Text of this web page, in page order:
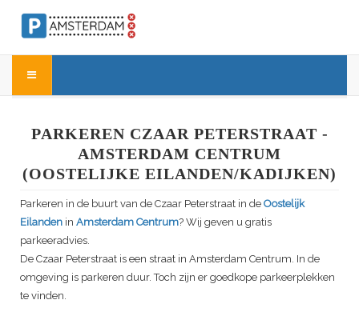
PARKEREN CZAAR PETERSTRAAT -
AMSTERDAM CENTRUM
(OOSTELIJKE EILANDEN/KADIJKEN)
Parkeren in de buurt van de Czaar Peterstraat in de Oostelijk
Eilanden in Amsterdam Centrum? Wij geven u gratis
parkeeradvies.
De Czaar Peterstraat is een straat in Amsterdam Centrum. In de
omgeving is parkeren duur. Toch zijn er goedkope parkeerplekken
te vinden.